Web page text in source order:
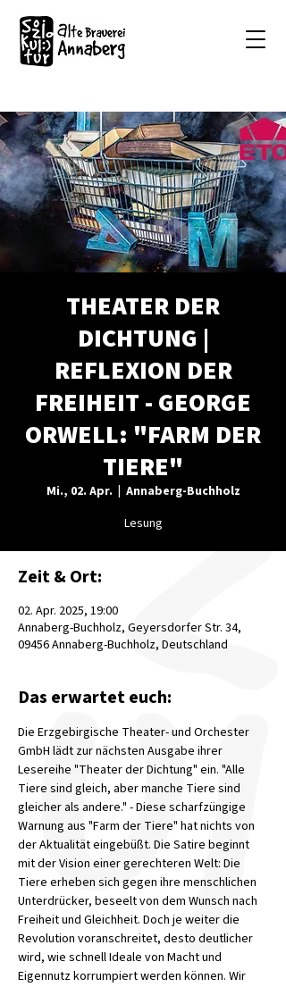
THEATER DER
DICHTUNG |
REFLEXION DER
FREIHEIT - GEORGE
ORWELL: "FARM DER
TIERE"
Mi., 02. Apr.
Annaberg-Buchholz
Lesung
Zeit & Ort:
02. Apr. 2025, 19:00
Annaberg-Buchholz, Geyersdorfer Str. 34,
09456 Annaberg-Buchholz, Deutschland
Das erwartet euch:
Die Erzgebirgische Theater- und Orchester
GmbH lädt zur nächsten Ausgabe ihrer
Lesereihe "Theater der Dichtung" ein. "Alle
Tiere sind gleich, aber manche Tiere sind
gleicher als andere." - Diese scharfzüngige
Warnung aus "Farm der Tiere" hat nichts von
der Aktualität eingebüßt. Die Satire beginnt
mit der Vision einer gerechteren Welt: Die
Tiere erheben sich gegen ihre menschlichen
Unterdrücker, beseelt von dem Wunsch nach
Freiheit und Gleichheit. Doch je weiter die
Revolution voranschreitet, desto deutlicher
wird, wie schnell Ideale von Macht und
Eigennutz korrumpiert werden können. Wir